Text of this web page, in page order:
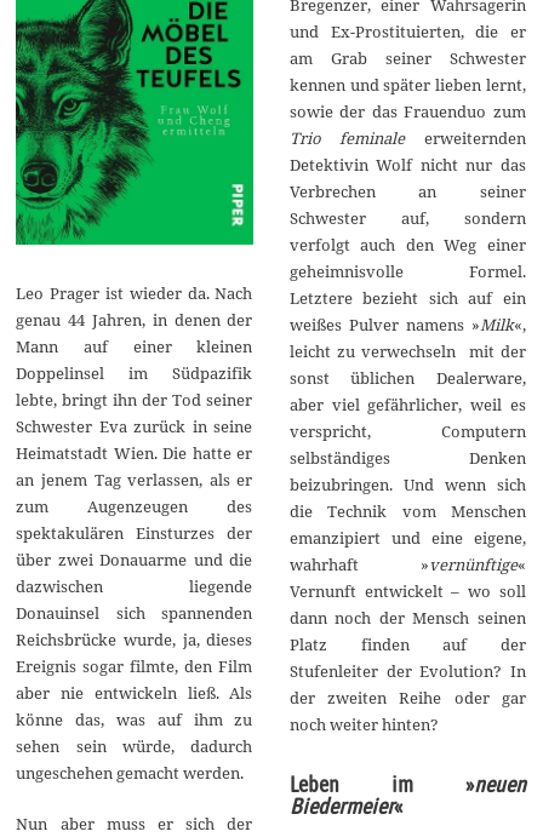
Leo Prager ist wieder da. Nach
genau 44 Jahren, in denen der
Mann auf einer kleinen
Doppelinsel im Südpazifik
lebte, bringt ihn der Tod seiner
Schwester Eva zurück in seine
Heimatstadt Wien. Die hatte er
an jenem Tag verlassen, als er
zum Augenzeugen des
spektakulären Einsturzes der
über zwei Donauarme und die
dazwischen liegende
Donauinsel sich spannenden
Reichsbrücke wurde, ja, dieses
Ereignis sogar filmte, den Film
aber nie entwickeln ließ. Als
könne das, was auf ihm zu
sehen sein würde, dadurch
ungeschehen gemacht werden.
Nun aber muss er sich der
und Ex-Prostituierten, die er
am Grab seiner Schwester
kennen und später lieben lernt,
sowie der das Frauenduo zum
Trio
feminaleerweiternden
Detektivin Wolf nicht nur das
Verbrechen an seiner
Schwester auf, sondern
verfolgt auch den Weg einer
geheimnisvolle Formel.
Letztere bezieht sich auf ein
weißes Pulver namens »Milk«,
leicht zu verwechseln mit der
sonst üblichen Dealerware,
aber viel gefährlicher, weil es
verspricht, Computern
selbständiges Denken
beizubringen. Und wenn sich
die Technik vom Menschen
emanzipiert und eine eigene,
wahrhaft »vernünftige«
Vernunft entwickelt – wo soll
dann noch der Mensch seinen
Platz finden auf der
Stufenleiter der Evolution? In
der zweiten Reihe oder gar
noch weiter hinten?
Leben im »neuen
Biedermeier«